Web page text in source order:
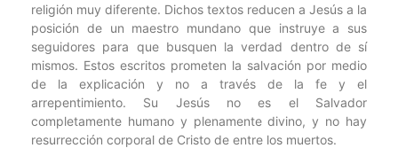
religión muy diferente. Dichos textos reducen a Jesús a la
posición de un maestro mundano que instruye a sus
seguidores para que busquen la verdad dentro de sí
mismos. Estos escritos prometen la salvación por medio
de la explicación y no a través de la fe y el
arrepentimiento. Su Jesús no es el Salvador
completamente humano y plenamente divino, y no hay
resurrección corporal de Cristo de entre los muertos.